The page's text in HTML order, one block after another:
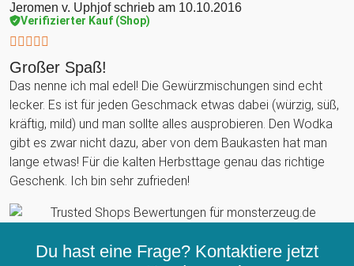
Jeromen v. Uphjofschrieb am 10.10.2016
Verifizierter Kauf (Shop)
Großer Spaß!
Das nenne ich mal edel! Die Gewürzmischungen sind echt
lecker. Es ist für jeden Geschmack etwas dabei (würzig, süß,
kräftig, mild) und man sollte alles ausprobieren. Den Wodka
gibt es zwar nicht dazu, aber von dem Baukasten hat man
lange etwas! Für die kalten Herbsttage genau das richtige
Geschenk. Ich bin sehr zufrieden!
Du hast eine Frage? Kontaktiere jetzt